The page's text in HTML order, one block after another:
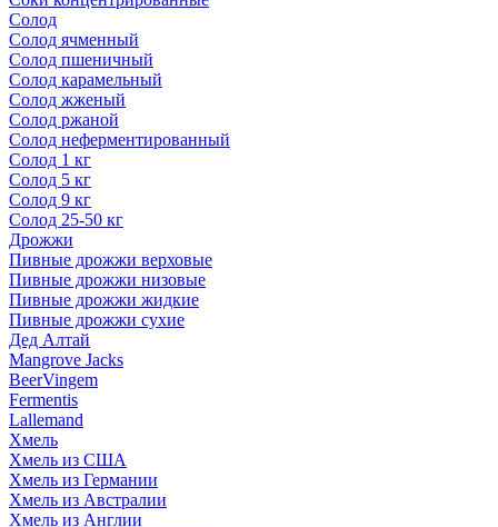
Солод
Солод ячменный
Солод пшеничный
Солод карамельный
Солод жженый
Солод ржаной
Солод неферментированный
Солод 1 кг
Солод 5 кг
Солод 9 кг
Солод 25-50 кг
Дрожжи
Пивные дрожжи верховые
Пивные дрожжи низовые
Пивные дрожжи жидкие
Пивные дрожжи сухие
Дед Алтай
Mangrove Jacks
BeerVingem
Fermentis
Lallemand
Хмель
Хмель из США
Хмель из Германии
Хмель из Австралии
Хмель из Англии